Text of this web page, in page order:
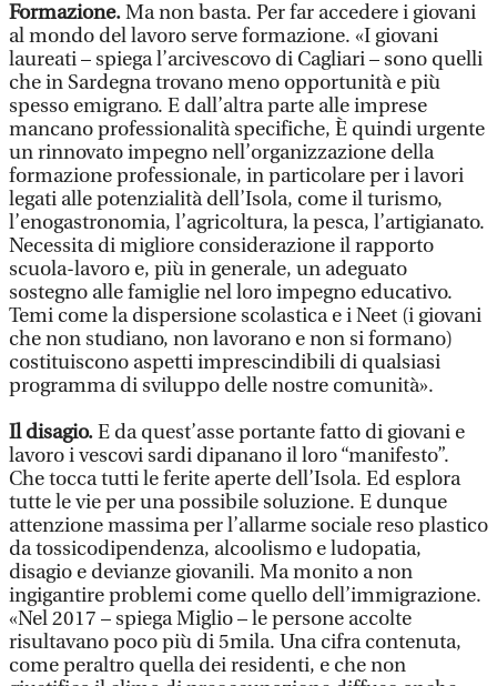
Formazione.Ma non basta. Per far accedere i giovani
al mondo del lavoro serve formazione. «I giovani
laureati – spiega l’arcivescovo di Cagliari – sono quelli
che in Sardegna trovano meno opportunità e più
spesso emigrano. E dall’altra parte alle imprese
mancano professionalità specifiche, È quindi urgente
un rinnovato impegno nell’organizzazione della
formazione professionale, in particolare per i lavori
legati alle potenzialità dell’Isola, come il turismo,
l’enogastronomia, l’agricoltura, la pesca, l’artigianato.
Necessita di migliore considerazione il rapporto
scuola-lavoro e, più in generale, un adeguato
sostegno alle famiglie nel loro impegno educativo.
Temi come la dispersione scolastica e i Neet (i giovani
che non studiano, non lavorano e non si formano)
costituiscono aspetti imprescindibili di qualsiasi
programma di sviluppo delle nostre comunità».
Il disagio.E da quest’asse portante fatto di giovani e
lavoro i vescovi sardi dipanano il loro “manifesto”.
Che tocca tutti le ferite aperte dell’Isola. Ed esplora
tutte le vie per una possibile soluzione. E dunque
attenzione massima per l’allarme sociale reso plastico
da tossicodipendenza, alcoolismo e ludopatia,
disagio e devianze giovanili. Ma monito a non
ingigantire problemi come quello dell’immigrazione.
«Nel 2017 – spiega Miglio – le persone accolte
risultavano poco più di 5mila. Una cifra contenuta,
come peraltro quella dei residenti, e che non